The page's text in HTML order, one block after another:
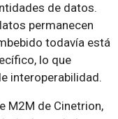
de datos.
permanecen
todavía está
lo que
interoperabilidad.
M2M de Cinetrion,